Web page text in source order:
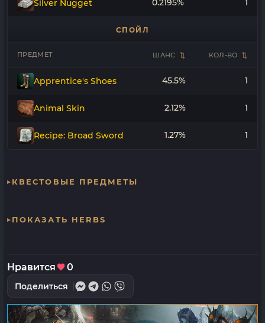
Silver Nugget 0.2195% 1
СПОЙЛ
ПРЕДМЕТ ШАНС КОЛ-ВО
Apprentice's Shoes 45.5% 1
Animal Skin 2.12% 1
Recipe: Broad Sword 1.27% 1
КВЕСТОВЫЕ ПРЕДМЕТЫ
ПОКАЗАТЬ HERBS
Нравится 0
Поделиться